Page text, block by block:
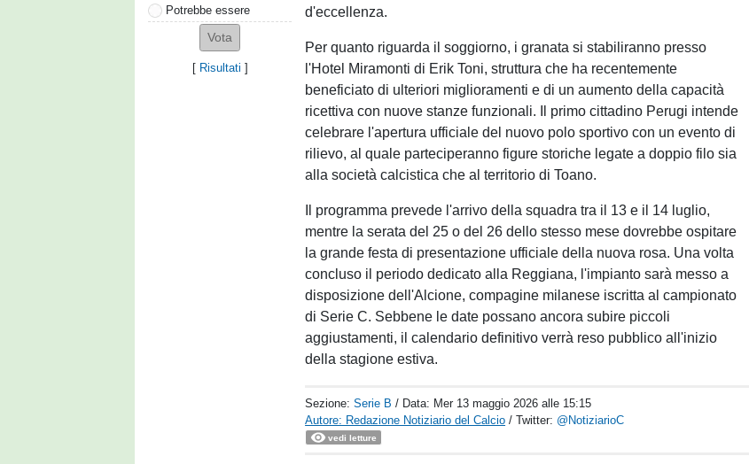
Potrebbe essere
[ Risultati ]
d'eccellenza.
Per quanto riguarda il soggiorno, i granata si stabiliranno presso
l'Hotel Miramonti di Erik Toni, struttura che ha recentemente
beneficiato di ulteriori miglioramenti e di un aumento della capacità
ricettiva con nuove stanze funzionali. Il primo cittadino Perugi intende
celebrare l'apertura ufficiale del nuovo polo sportivo con un evento di
rilievo, al quale parteciperanno figure storiche legate a doppio filo sia
alla società calcistica che al territorio di Toano.
Il programma prevede l'arrivo della squadra tra il 13 e il 14 luglio,
mentre la serata del 25 o del 26 dello stesso mese dovrebbe ospitare
la grande festa di presentazione ufficiale della nuova rosa. Una volta
concluso il periodo dedicato alla Reggiana, l'impianto sarà messo a
disposizione dell'Alcione, compagine milanese iscritta al campionato
di Serie C. Sebbene le date possano ancora subire piccoli
aggiustamenti, il calendario definitivo verrà reso pubblico all'inizio
della stagione estiva.
Sezione:Serie B / Data: Mer 13 maggio 2026 alle 15:15
Autore: Redazione Notiziario del Calcio / Twitter: @NotiziarioC
vedi letture